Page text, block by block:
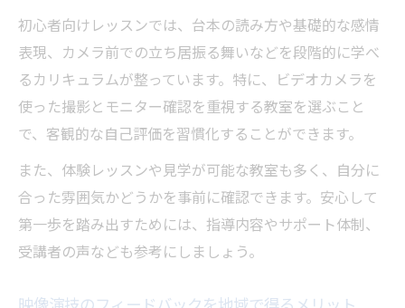
初心者向けレッスンでは、台本の読み方や基礎的な感情
表現、カメラ前での立ち居振る舞いなどを段階的に学べ
るカリキュラムが整っています。特に、ビデオカメラを
使った撮影とモニター確認を重視する教室を選ぶこと
で、客観的な自己評価を習慣化することができます。
また、体験レッスンや見学が可能な教室も多く、自分に
合った雰囲気かどうかを事前に確認できます。安心して
第一歩を踏み出すためには、指導内容やサポート体制、
受講者の声なども参考にしましょう。